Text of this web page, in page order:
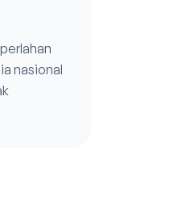
nasional